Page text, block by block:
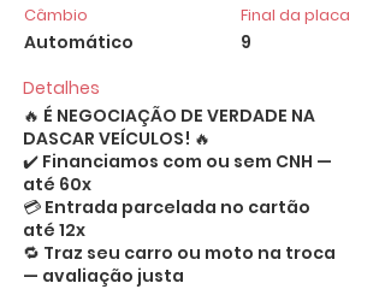
Câmbio
Automático
Final da placa
9
Detalhes
🔥 É NEGOCIAÇÃO DE VERDADE NA
DASCAR VEÍCULOS! 🔥
✔️ Financiamos com ou sem CNH —
até 60x
💳 Entrada parcelada no cartão
até 12x
🔁 Traz seu carro ou moto na troca
— avaliação justa